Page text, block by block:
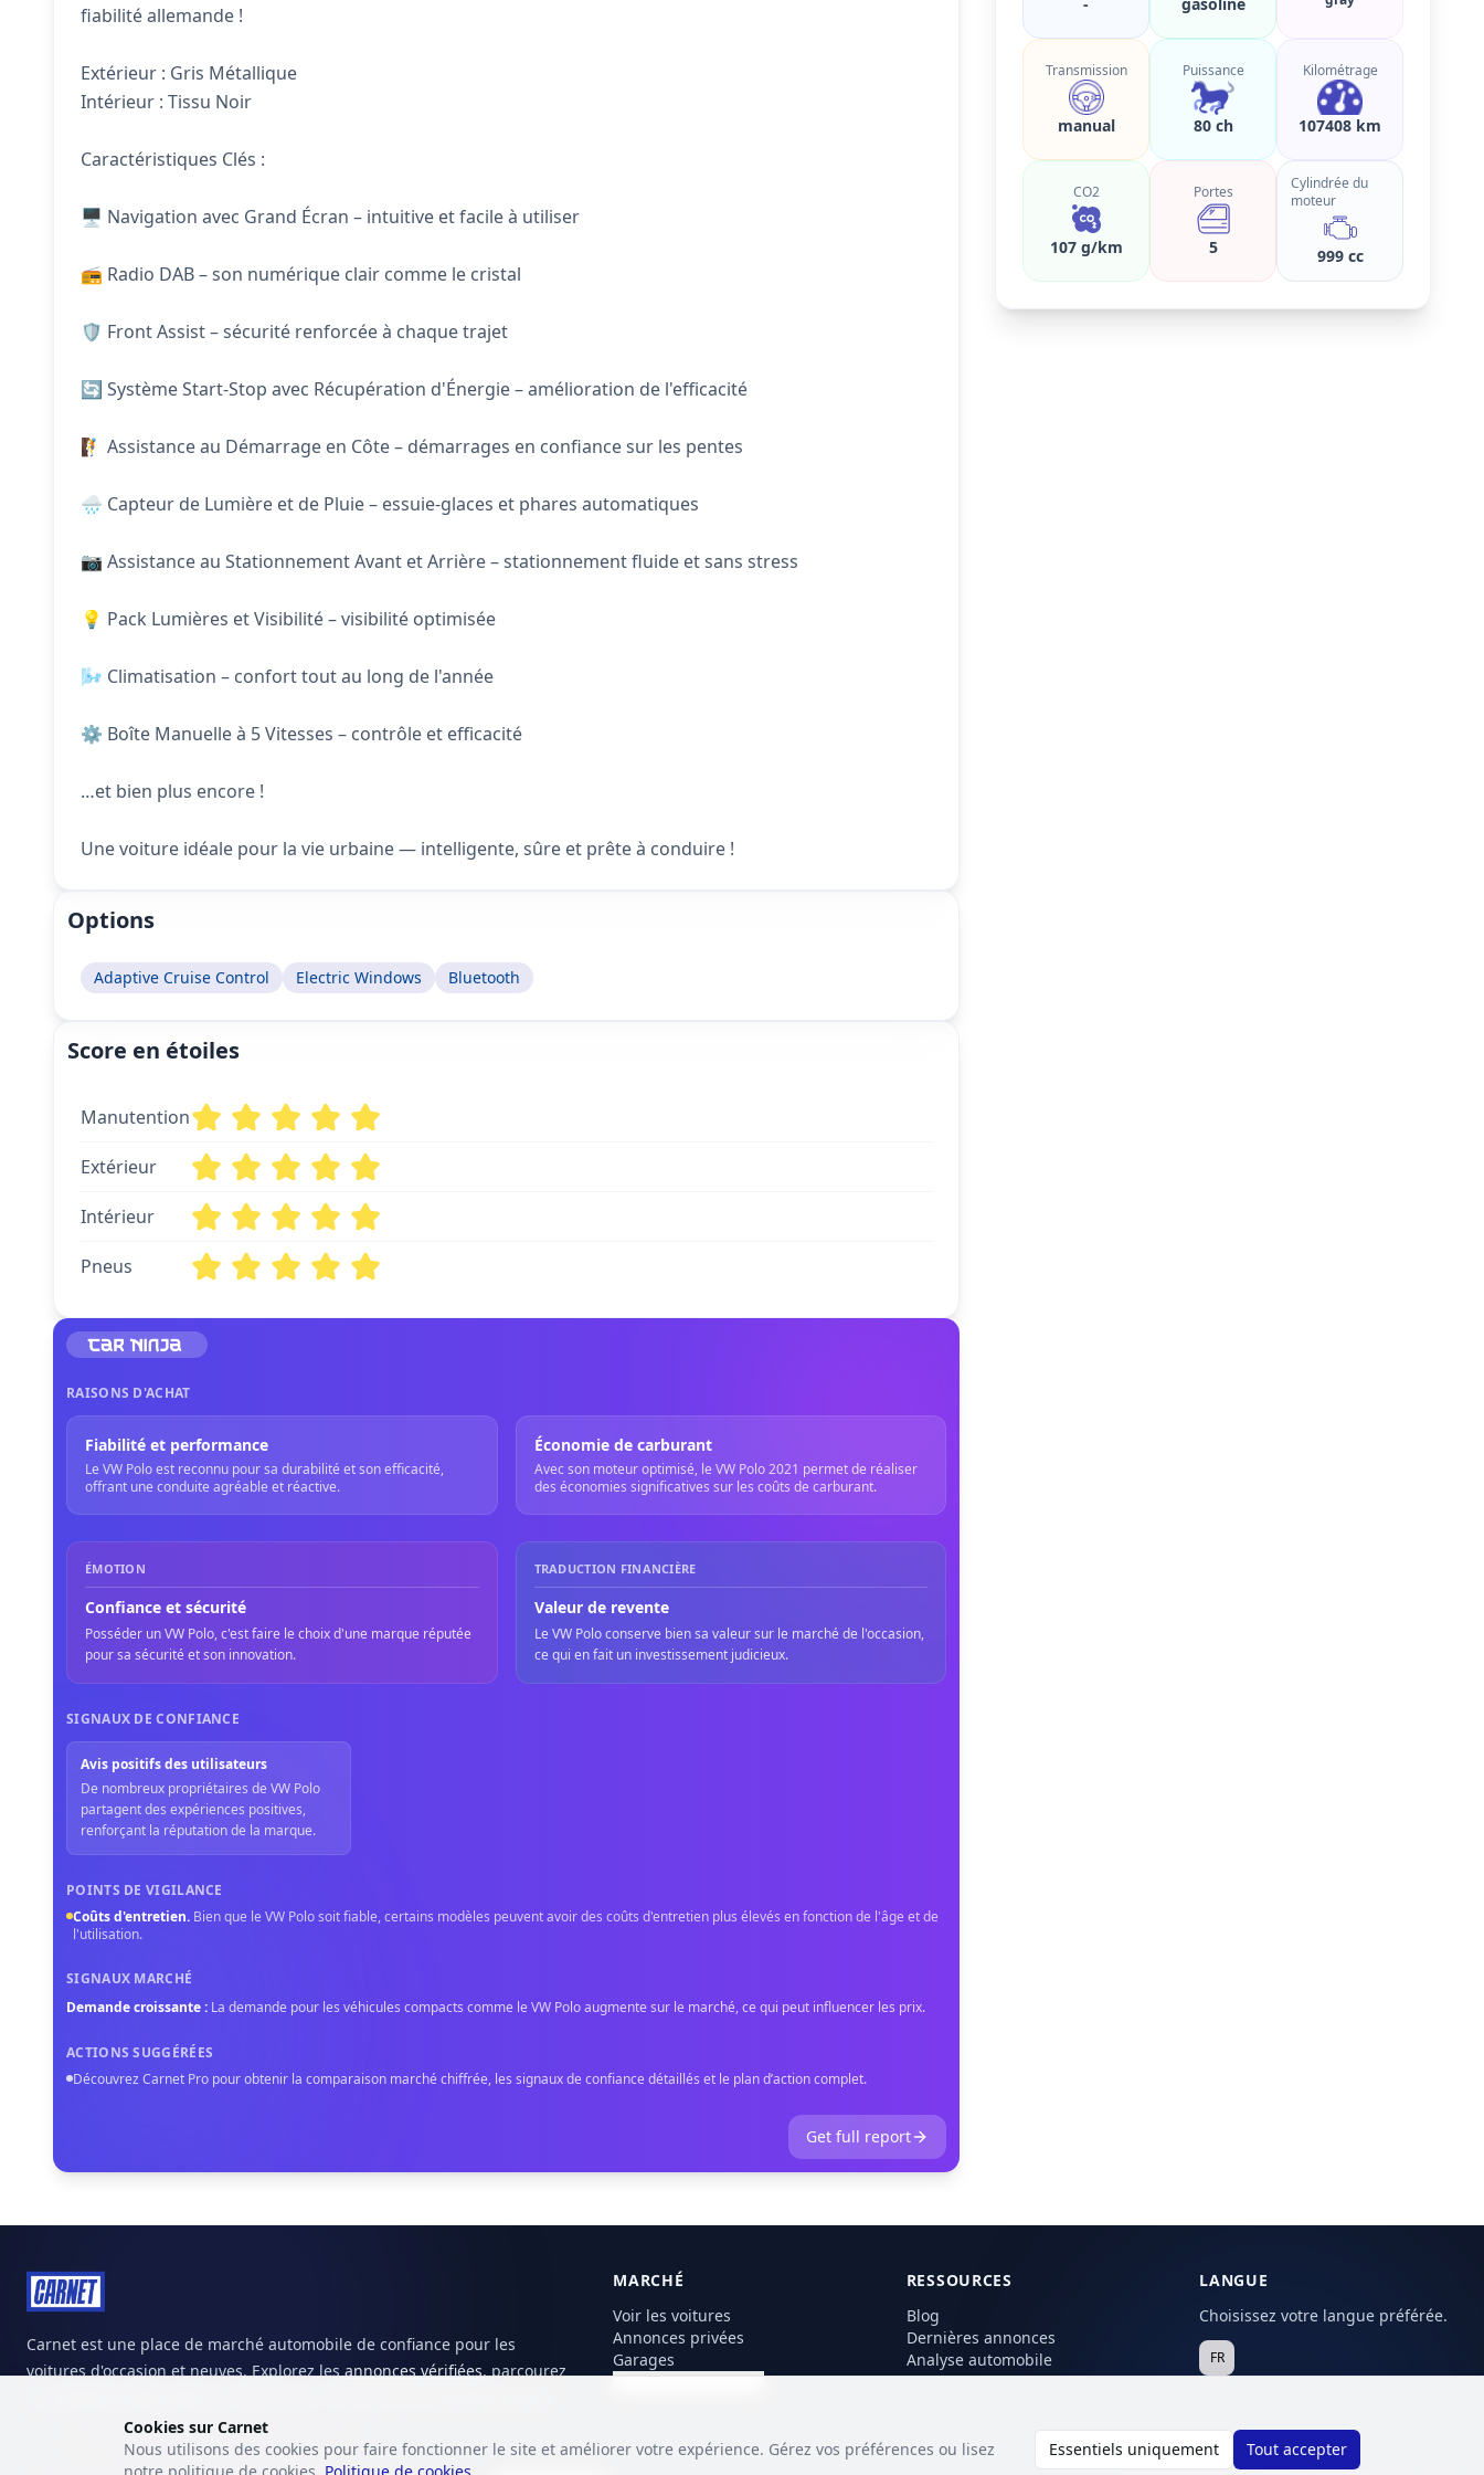
fiabilité allemande !
Extérieur : Gris Métallique
Intérieur : Tissu Noir
Caractéristiques Clés :
🖥️ Navigation avec Grand Écran – intuitive et facile à utiliser
📻 Radio DAB – son numérique clair comme le cristal
🛡️ Front Assist – sécurité renforcée à chaque trajet
🔄 Système Start-Stop avec Récupération d'Énergie – amélioration de l'efficacité
🧗 Assistance au Démarrage en Côte – démarrages en confiance sur les pentes
🌧️ Capteur de Lumière et de Pluie – essuie-glaces et phares automatiques
📷 Assistance au Stationnement Avant et Arrière – stationnement fluide et sans stress
💡 Pack Lumières et Visibilité – visibilité optimisée
🌬️ Climatisation – confort tout au long de l'année
⚙️ Boîte Manuelle à 5 Vitesses – contrôle et efficacité
…et bien plus encore !
Une voiture idéale pour la vie urbaine — intelligente, sûre et prête à conduire !
Options
Adaptive Cruise Control Electric Windows Bluetooth
Score en étoiles
Manutention
Extérieur
Intérieur
Pneus
RAISONS D'ACHAT
Fiabilité et performance
Le VW Polo est reconnu pour sa durabilité et son efficacité,
offrant une conduite agréable et réactive.
Économie de carburant
Avec son moteur optimisé, le VW Polo 2021 permet de réaliser
des économies significatives sur les coûts de carburant.
ÉMOTION
Confiance et sécurité
Posséder un VW Polo, c'est faire le choix d'une marque réputée
pour sa sécurité et son innovation.
TRADUCTION FINANCIÈRE
Valeur de revente
Le VW Polo conserve bien sa valeur sur le marché de l'occasion,
ce qui en fait un investissement judicieux.
SIGNAUX DE CONFIANCE
Avis positifs des utilisateurs
De nombreux propriétaires de VW Polo
partagent des expériences positives,
renforçant la réputation de la marque.
POINTS DE VIGILANCE
Coûts d'entretien. Bien que le VW Polo soit fiable, certains modèles peuvent avoir des coûts d'entretien plus élevés en fonction de l'âge et de
l'utilisation.
SIGNAUX MARCHÉ
Demande croissante: La demande pour les véhicules compacts comme le VW Polo augmente sur le marché, ce qui peut influencer les prix.
ACTIONS SUGGÉRÉES
Découvrez Carnet Pro pour obtenir la comparaison marché chiffrée, les signaux de confiance détaillés et le plan d’action complet.
Get full report
Transmission
manual
Puissance
80 ch
Kilométrage
107408 km
CO2
107 g/km
Portes
5
Cylindrée du
moteur
999 cc
Carnet est une place de marché automobile de confiance pour les
voitures d'occasion et neuves. Explorez lesannonces vérifiées, parcourez
MARCHÉ
Voir les voitures
Annonces privées
Garages
Vendre votre voiture
RESSOURCES
Blog
Dernières annonces
Analyse automobile
LANGUE
Choisissez votre langue préférée.
FR
Cookies sur Carnet
Nous utilisons des cookies pour faire fonctionner le site et améliorer votre expérience. Gérez vos préférences ou lisez
Essentiels uniquement Tout accepter